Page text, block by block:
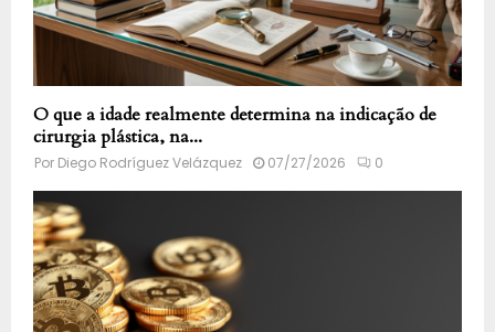
O que a idade realmente determina na indicação de
cirurgia plástica, na...
Por Diego Rodríguez Velázquez 07/27/2026 0